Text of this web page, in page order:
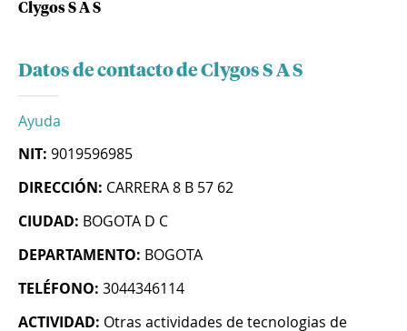
Clygos S A S
Datos de contacto de Clygos S A S
Ayuda
NIT: 9019596985
DIRECCIÓN: CARRERA 8 B 57 62
CIUDAD: BOGOTA D C
DEPARTAMENTO: BOGOTA
TELÉFONO: 3044346114
ACTIVIDAD: Otras actividades de tecnologias de